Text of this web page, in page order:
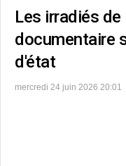
Les irradiés de
documentaire
d'état
mercredi 24 juin 2026 20:01